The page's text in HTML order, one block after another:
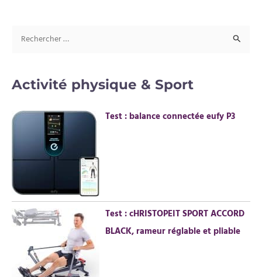
h
r
r
:
Activité physique & Sport
Test : balance connectée eufy P3
Test : cHRISTOPEIT SPORT ACCORD
BLACK, rameur réglable et pliable